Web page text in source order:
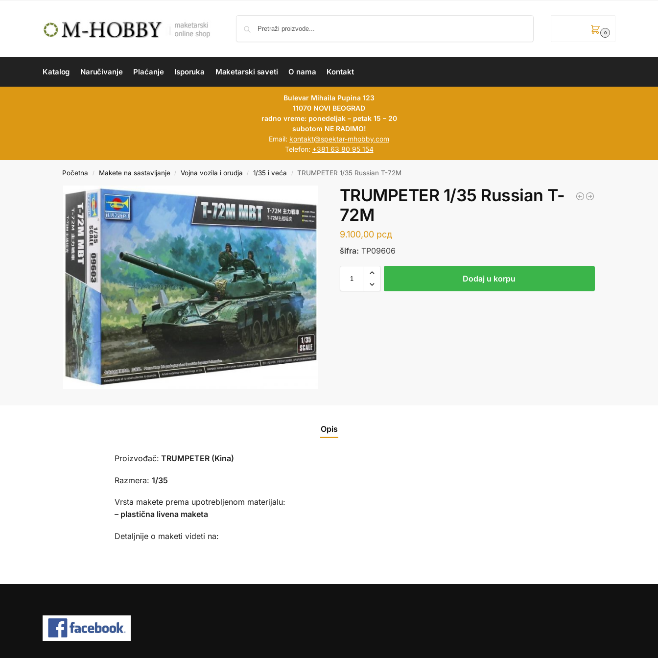
0
Katalog Naručivanje Plaćanje Isporuka Maketarski saveti O nama Kontakt
Bulevar Mihaila Pupina 123
11070 NOVI BEOGRAD
radno vreme: ponedeljak – petak 15 – 20
subotom NE RADIMO!
Email: kontakt@spektar-mhobby.com
Telefon: +381 63 80 95 154
Početna / Makete na sastavljanje / Vojna vozila i orudja / 1/35 i veća / TRUMPETER 1/35 Russian T-72M
TRUMPETER 1/35 Russian T-
72M
9.100,00 рсд
šifra: TP09606
Dodaj u korpu
Opis
Proizvođač: TRUMPETER (Kina)
Razmera: 1/35
Vrsta makete prema upotrebljenom materijalu:
– plastična livena maketa
Detaljnije o maketi videti na: